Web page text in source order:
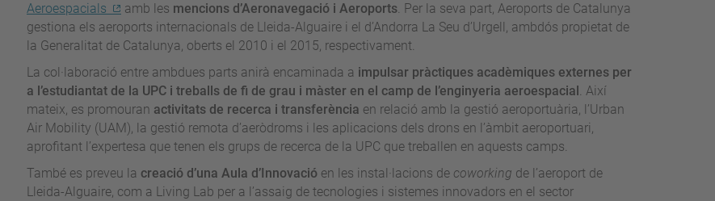
Aeroespacials
amb les mencions d’Aeronavegació i Aeroports. Per la seva part, Aeroports de Catalunya
gestiona els aeroports internacionals de Lleida-Alguaire i el d’Andorra La Seu d’Urgell, ambdós propietat de
la Generalitat de Catalunya, oberts el 2010 i el 2015, respectivament.
La col·laboració entre ambdues parts anirà encaminada a impulsar pràctiques acadèmiques externes per
a l’estudiantat de la UPC i treballs de fi de grau i màster en el camp de l’enginyeria aeroespacial . Així
mateix, es promouran activitats de recerca i transferència en relació amb la gestió aeroportuària, l’Urban
Air Mobility (UAM), la gestió remota d’aeròdroms i les aplicacions dels drons en l’àmbit aeroportuari,
aprofitant l’expertesa que tenen els grups de recerca de la UPC que treballen en aquests camps.
També es preveu la creació d’una Aula d’Innovacióen les instal·lacions de coworking de l’aeroport de
Lleida-Alguaire, com a Living Lab per a l’assaig de tecnologies i sistemes innovadors en el sector